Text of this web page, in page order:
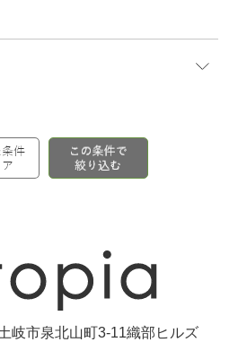
岐市泉北山町3-11織部ヒルズ